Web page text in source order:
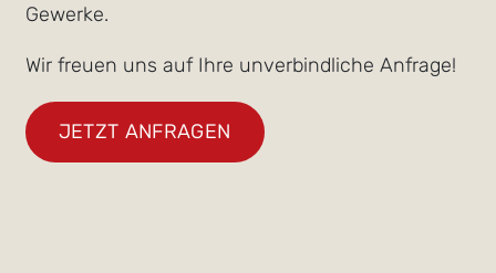
Gewerke.
Wir freuen uns auf Ihre unverbindliche Anfrage!
JETZT ANFRAGEN